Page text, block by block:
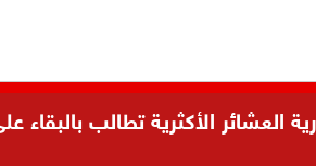
العشائر الأكثرية تطالب بالبقاء